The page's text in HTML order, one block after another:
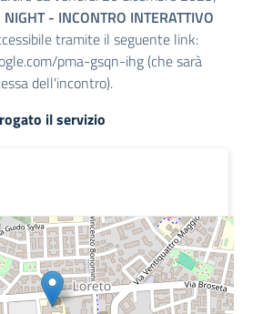
NIGHT - INCONTRO INTERATTIVO
tramite il seguente link:
pma-gsqn-ihg (che sarà
dell'incontro).
il servizio